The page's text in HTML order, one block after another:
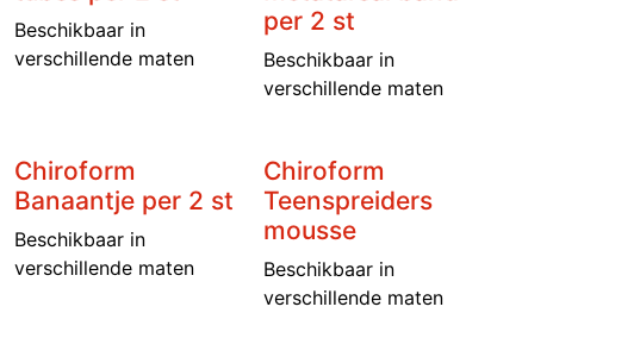
Beschikbaar in
verschillende maten
per 2 st
Beschikbaar in
verschillende maten
Chiroform
Banaantje per 2 st
Beschikbaar in
verschillende maten
Chiroform
Teenspreiders
mousse
Beschikbaar in
verschillende maten